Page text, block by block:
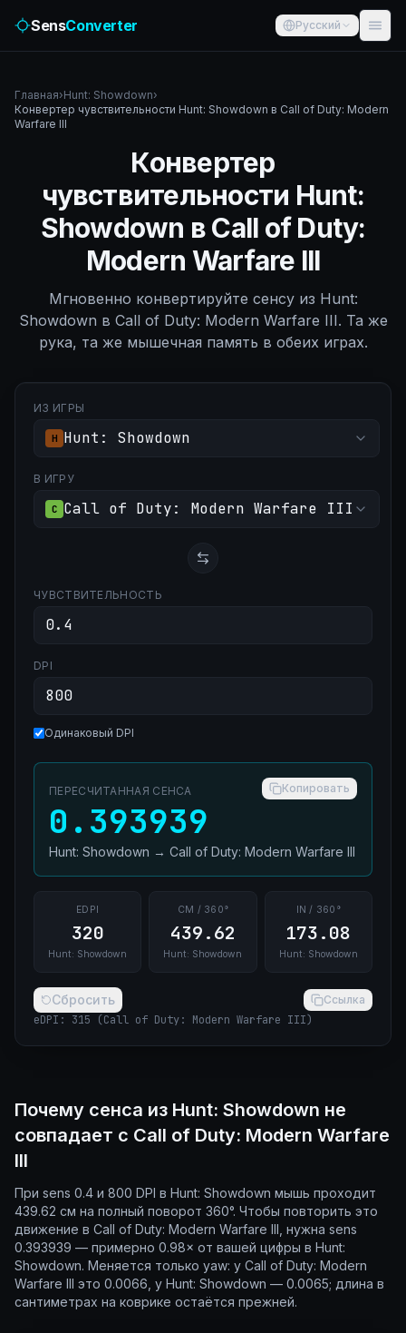
SensConverter Русский
Главная›Hunt: Showdown›
Конвертер чувствительности Hunt: Showdown в Call of Duty: Modern
Warfare III
Конвертер
чувствительности Hunt:
Showdown в Call of Duty:
Modern Warfare III
Мгновенно конвертируйте сенсу из Hunt:
Showdown в Call of Duty: Modern Warfare III. Та же
рука, та же мышечная память в обеих играх.
ИЗ ИГРЫ
H Hunt: Showdown
В ИГРУ
C Call of Duty: Modern Warfare III
ЧУВСТВИТЕЛЬНОСТЬ
DPI
Одинаковый DPI
ПЕРЕСЧИТАННАЯ СЕНСА Копировать
0.393939
Hunt: Showdown → Call of Duty: Modern Warfare III
EDPI
320
Hunt: Showdown
CM / 360°
439.62
Hunt: Showdown
IN / 360°
173.08
Hunt: Showdown
Сбросить Ссылка
eDPI : 315 (Call of Duty: Modern Warfare III)
Почему сенса из Hunt: Showdown не
совпадает с Call of Duty: Modern Warfare
III
При sens 0.4 и 800 DPI в Hunt: Showdown мышь проходит
439.62 см на полный поворот 360°. Чтобы повторить это
движение в Call of Duty: Modern Warfare III, нужна sens
0.393939 — примерно 0.98× от вашей цифры в Hunt:
Showdown. Меняется только yaw: у Call of Duty: Modern
Warfare III это 0.0066, у Hunt: Showdown — 0.0065; длина в
сантиметрах на коврике остаётся прежней.